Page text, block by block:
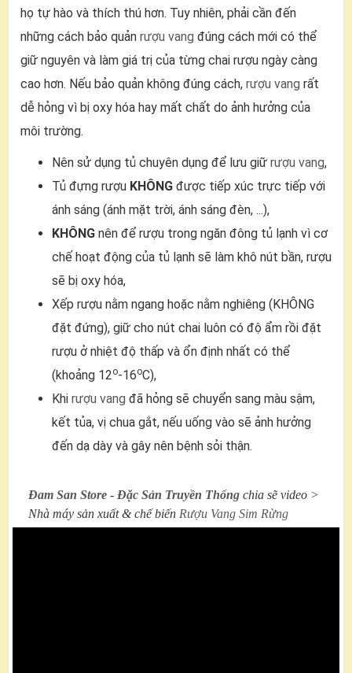
họ tự hào và thích thú hơn. Tuy nhiên, phải cần đến
những cách bảo quản rượu vang đúng cách mới có thể
giữ nguyên và làm giá trị của từng chai rượu ngày càng
cao hơn. Nếu bảo quản không đúng cách, rượu vang rất
dễ hỏng vì bị oxy hóa hay mất chất do ảnh hưởng của
môi trường.
Nên sử dụng tủ chuyên dụng để lưu giữ rượu vang,
Tủ đựng rượu KHÔNG được tiếp xúc trực tiếp với
ánh sáng (ánh mặt trời, ánh sáng đèn, ...),
KHÔNG nên để rượu trong ngăn đông tủ lạnh vì cơ
chế hoạt động của tủ lạnh sẽ làm khô nút bần, rượu
sẽ bị oxy hóa,
Xếp rượu nằm ngang hoặc nằm nghiêng (KHÔNG
đặt đứng), giữ cho nút chai luôn có độ ẩm rồi đặt
rượu ở nhiệt độ thấp và ổn định nhất có thể
(khoảng 12o-16oC),
Khi rượu vang đã hỏng sẽ chuyển sang màu sậm,
kết tủa, vị chua gắt, nếu uống vào sẽ ảnh hưởng
đến dạ dày và gây nên bệnh sỏi thận.
Đam San Store - Đặc Sản Truyền Thống chia sẽ video >
Nhà máy sản xuất & chế biến Rượu Vang Sim Rừng